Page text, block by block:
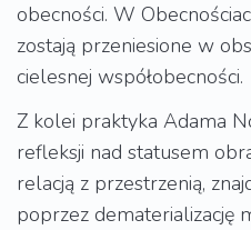
obecności. W
zostają przeniesione w
cielesnej współobecności.
Z kolei praktyka Adama
refleksji nad statusem
relacją z przestrzenią,
poprzez dematerializację